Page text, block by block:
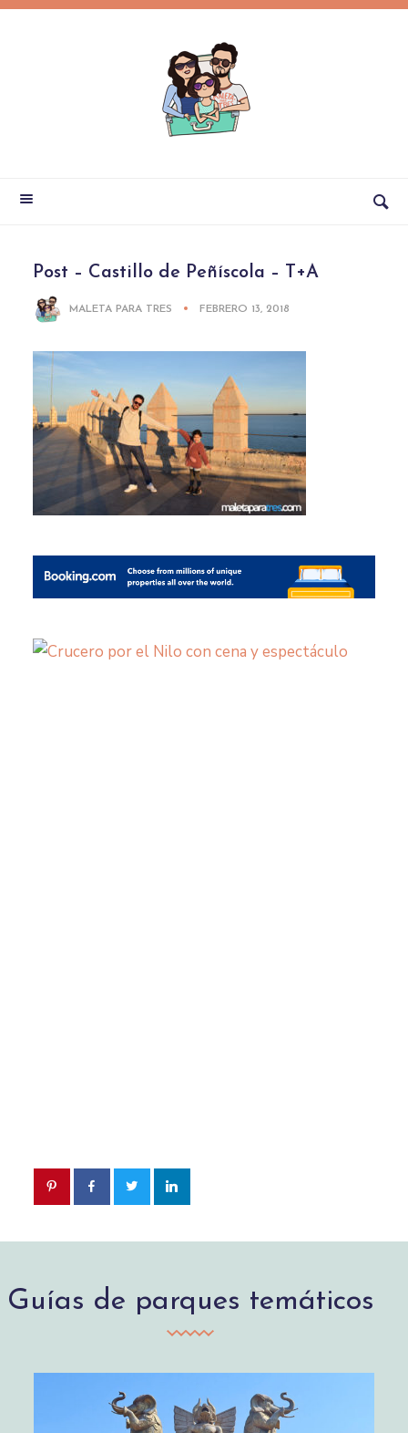
Post – Castillo de Peñíscola – T+A
MALETA PARA TRES FEBRERO 13, 2018
Guías de parques temáticos